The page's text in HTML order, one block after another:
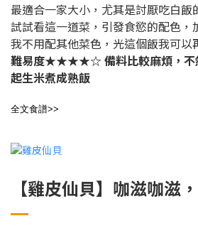
最適合一家大小，尤其是討厭吃白飯
試試看這一道菜， 引發食慾的配色，
我不用配其他菜色，光這個飯我可以
難易度★★★★☆備料比較麻煩，
起生米煮成熟飯
全文食譜>>
【雞皮仙貝】咖滋咖滋